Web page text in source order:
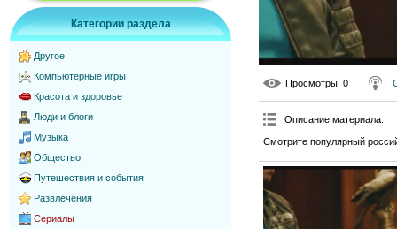
Категории раздела
Другое
Компьютерные игры
Красота и здоровье
Люди и блоги
Музыка
Общество
Путешествия и события
Развлечения
Сериалы
Просмотры: 0
Описание материала:
Смотрите популярный